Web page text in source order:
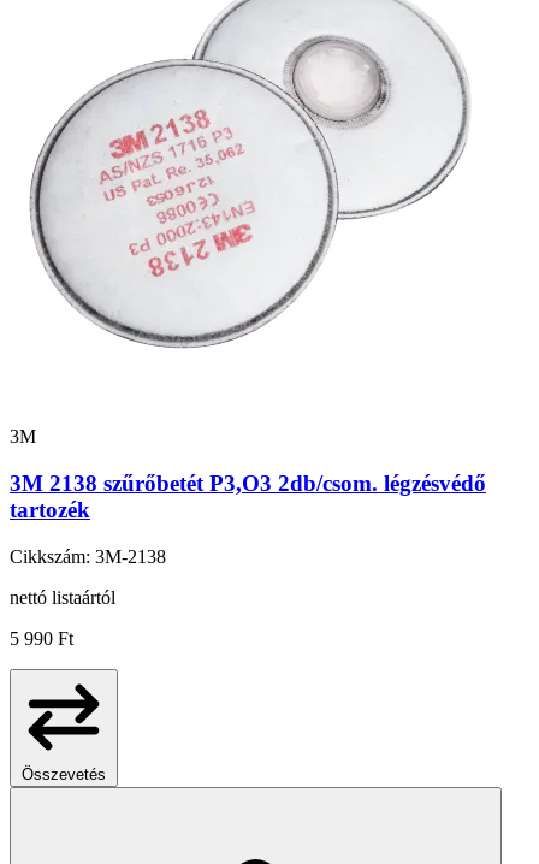
3M
3M 2138 szűrőbetét P3,O3 2db/csom. légzésvédő
tartozék
Cikkszám: 3M-2138
nettó listaártól
5 990 Ft
Összevetés